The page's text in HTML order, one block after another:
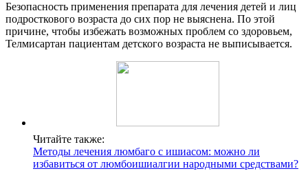
Безопасность применения препарата для лечения детей и лиц
подросткового возраста до сих пор не выяснена. По этой
причине, чтобы избежать возможных проблем со здоровьем,
Телмисартан пациентам детского возраста не выписывается.
Читайте также:
Методы лечения люмбаго с ишиасом: можно ли
избавиться от люмбоишиалгии народными средствами?